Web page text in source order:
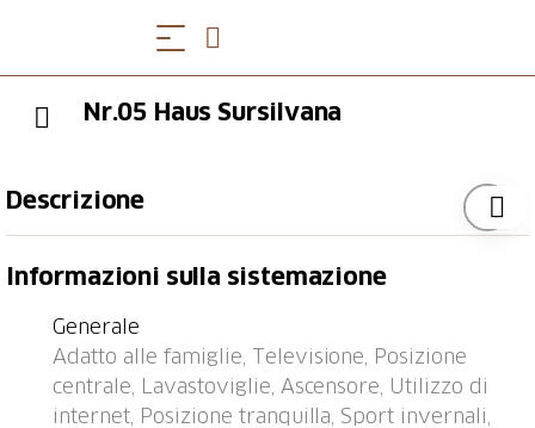
Nr.05 Haus Sursilvana
Descrizione
stazione ferroviaria "Tiefencastel" 7.4 km, porto
Informazioni sulla sistemazione
Generale
Adatto alle famiglie, Televisione, Posizione
centrale, Lavastoviglie, Ascensore, Utilizzo di
internet, Posizione tranquilla, Sport invernali,